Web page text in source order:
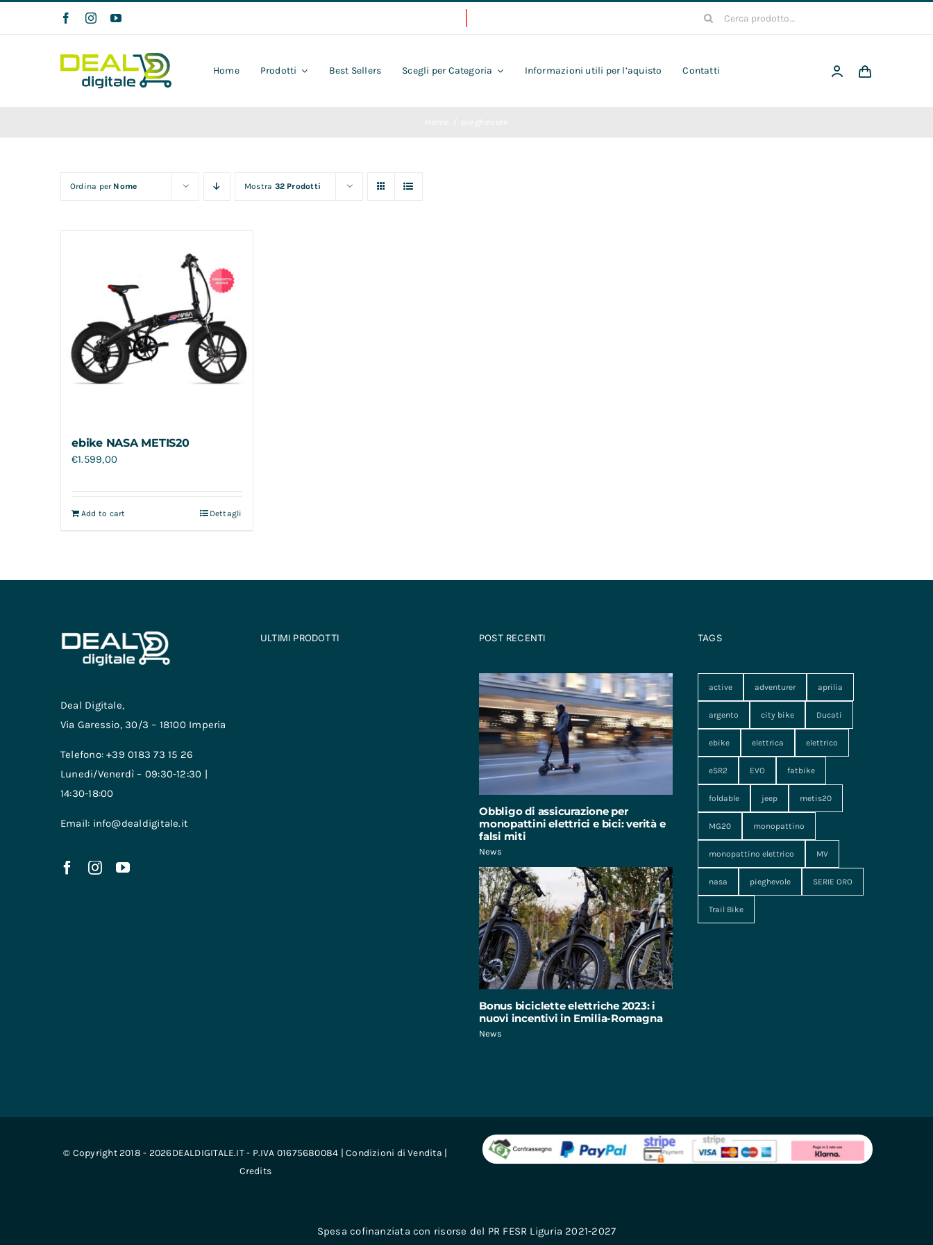
Cerca
Home Prodotti Best Sellers Scegli per Categoria Informazioni utili per l’aquisto Contatti
Ordina per Nome Mostra 32 Prodotti
ebike NASA METIS20
€1.599,00
Add to cart Dettagli
Deal Digitale,
Via Garessio, 30/3 – 18100 Imperia
Telefono: +39 0183 73 15 26
Lunedi/Venerdì – 09:30-12:30 |
14:30-18:00
Email: info@dealdigitale.it
ULTIMI PRODOTTI POST RECENTI
Obbligo di assicurazione per
monopattini elettrici e bici: verità e
falsi miti
News
Bonus biciclette elettriche 2023: i
nuovi incentivi in Emilia-Romagna
News
TAGS
active adventurer aprilia
argento city bike Ducati
ebike elettrica elettrico
eSR2 EVO fatbike
foldable jeep metis20
MG20 monopattino
monopattino elettrico MV
nasa pieghevole SERIE ORO
Trail Bike
© Copyright 2018 - 2026DEALDIGITALE.IT - P.IVA 01675680084 |Condizioni di Vendita |
Credits
Spesa cofinanziata con risorse del PR FESR Liguria 2021-2027